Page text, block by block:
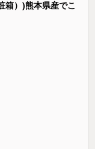
箱）)熊本県産でこ